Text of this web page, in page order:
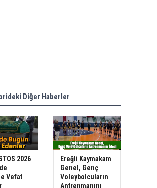
Diğer Haberler
2026
Vefat
Ereğli Kaymakam
Genel, Genç
Voleybolcuların
Antrenmanını